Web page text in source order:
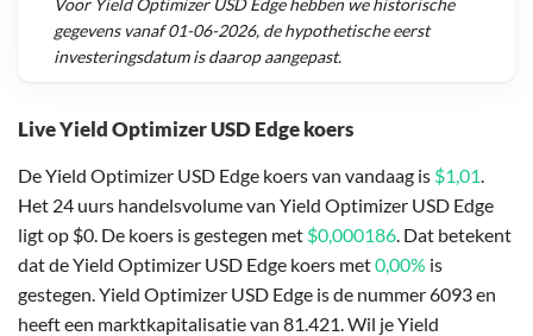
Live Yield Optimizer USD Edge koers
De Yield Optimizer USD Edge koers van vandaag is $1,01.
Het 24 uurs handelsvolume van Yield Optimizer USD Edge
ligt op $0. De koers is gestegen met $0,000186. Dat betekent
dat de Yield Optimizer USD Edge koers met0,00% is
gestegen. Yield Optimizer USD Edge is de nummer 6093 en
heeft een marktkapitalisatie van 81.421. Wil je Yield
Voor Yield Optimizer USD Edgehebben we historische
gegevens vanaf01-06-2026, de hypothetische eerst
investeringsdatum is daarop aangepast.